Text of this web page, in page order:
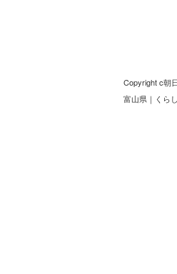
Copyright c朝
富山県 ｜ くら